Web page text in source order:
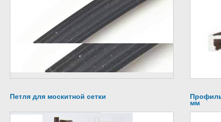
Петля для москитной сетки
мм